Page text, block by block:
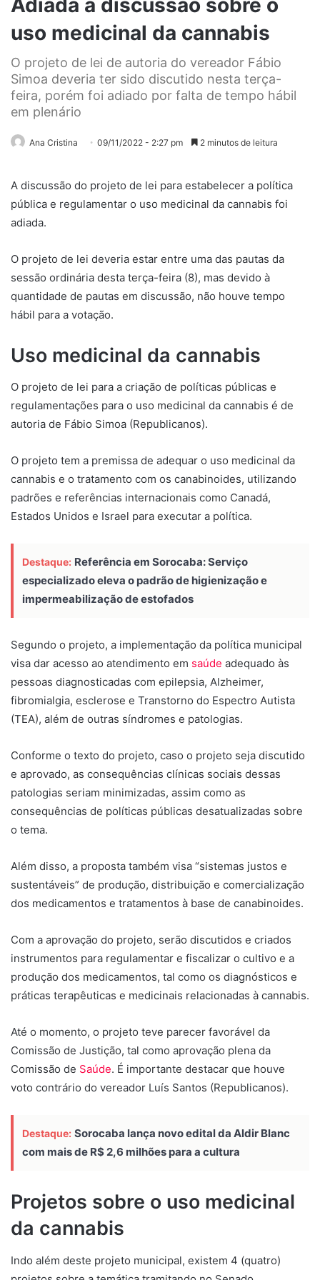
Adiada a discussão sobre o
uso medicinal da cannabis
O projeto de lei de autoria do vereador Fábio
Simoa deveria ter sido discutido nesta terça-
feira, porém foi adiado por falta de tempo hábil
em plenário
Ana Cristina 09/11/2022 - 2:27 pm 2 minutos de leitura
A discussão do projeto de lei para estabelecer a política
pública e regulamentar o uso medicinal da cannabis foi
adiada.
O projeto de lei deveria estar entre uma das pautas da
sessão ordinária desta terça-feira (8), mas devido à
quantidade de pautas em discussão, não houve tempo
hábil para a votação.
Uso medicinal da cannabis
O projeto de lei para a criação de políticas públicas e
regulamentações para o uso medicinal da cannabis é de
autoria de Fábio Simoa (Republicanos).
O projeto tem a premissa de adequar o uso medicinal da
cannabis e o tratamento com os canabinoides, utilizando
padrões e referências internacionais como Canadá,
Estados Unidos e Israel para executar a política.
Destaque: Referência em Sorocaba: Serviço
especializado eleva o padrão de higienização e
impermeabilização de estofados
Segundo o projeto, a implementação da política municipal
visa dar acesso ao atendimento em saúde adequado às
pessoas diagnosticadas com epilepsia, Alzheimer,
fibromialgia, esclerose e Transtorno do Espectro Autista
(TEA), além de outras síndromes e patologias.
Conforme o texto do projeto, caso o projeto seja discutido
e aprovado, as consequências clínicas sociais dessas
patologias seriam minimizadas, assim como as
consequências de políticas públicas desatualizadas sobre
o tema.
Além disso, a proposta também visa “sistemas justos e
sustentáveis” de produção, distribuição e comercialização
dos medicamentos e tratamentos à base de canabinoides.
Com a aprovação do projeto, serão discutidos e criados
instrumentos para regulamentar e fiscalizar o cultivo e a
produção dos medicamentos, tal como os diagnósticos e
práticas terapêuticas e medicinais relacionadas à cannabis.
Até o momento, o projeto teve parecer favorável da
Comissão de Justição, tal como aprovação plena da
Comissão de Saúde. É importante destacar que houve
voto contrário do vereador Luís Santos (Republicanos).
Destaque: Sorocaba lança novo edital da Aldir Blanc
com mais de R$ 2,6 milhões para a cultura
Projetos sobre o uso medicinal
da cannabis
Indo além deste projeto municipal, existem 4 (quatro)